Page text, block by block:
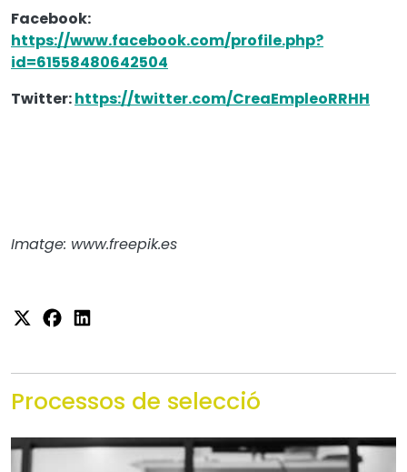
Facebook:
https://www.facebook.com/profile.php?
id=61558480642504
Twitter:https://twitter.com/CreaEmpleoRRHH
Imatge: www.freepik.es
Processos de selecció